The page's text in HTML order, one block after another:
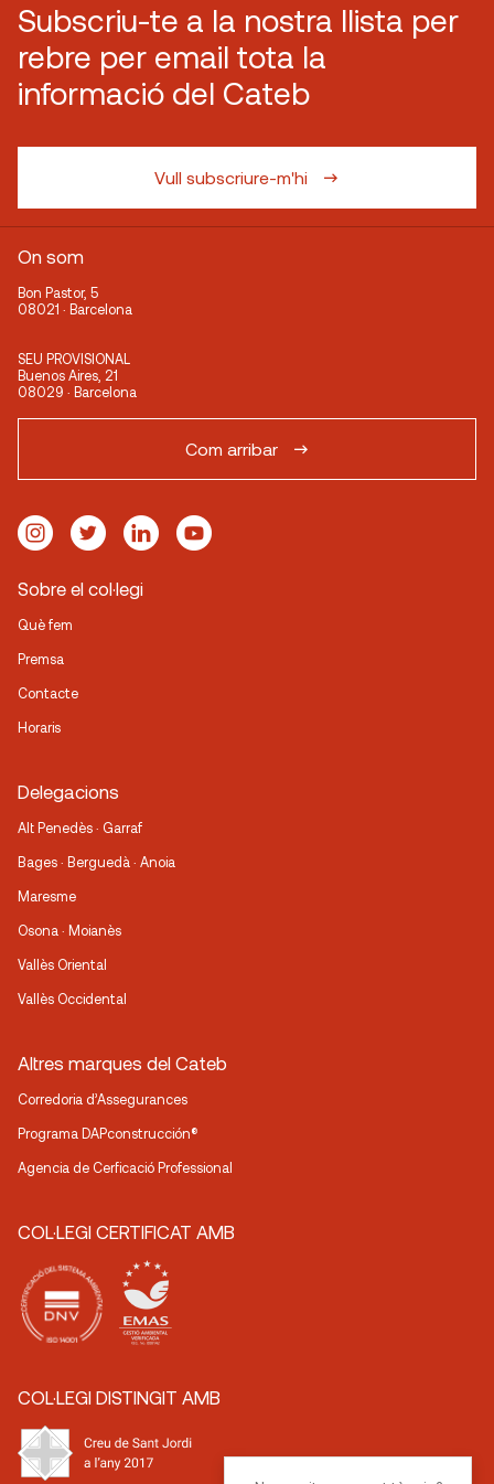
Subscriu-te a la nostra llista per
rebre per email tota la
informació del Cateb
Vull subscriure-m'hi
On som
Bon Pastor, 5
08021 · Barcelona
SEU PROVISIONAL
Buenos Aires, 21
08029 · Barcelona
Com arribar
Sobre el col·legi
Què fem
Premsa
Contacte
Horaris
Delegacions
Alt Penedès · Garraf
Bages · Berguedà · Anoia
Maresme
Osona · Moianès
Vallès Oriental
Vallès Occidental
Altres marques del Cateb
Corredoria d’Assegurances
Programa DAPconstrucción®
Agencia de Cerficació Professional
COL·LEGI CERTIFICAT AMB
COL·LEGI DISTINGIT AMB